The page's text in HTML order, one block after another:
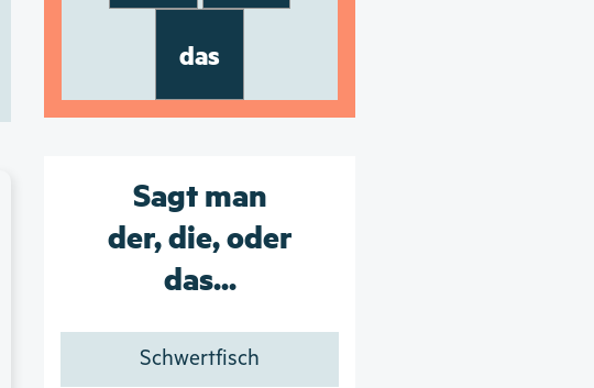
das
Sagt man
der, die, oder
das...
Schwertfisch